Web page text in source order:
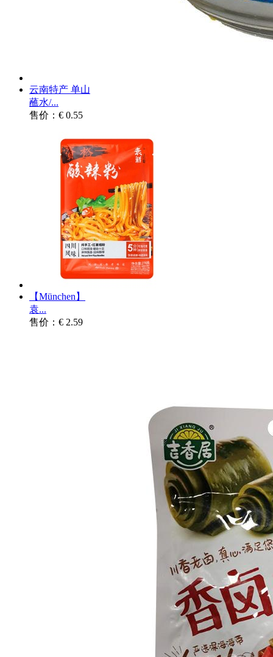
云南特产 单山
蘸水/...
售价：€ 0.55
【München】
袁...
售价：€ 2.59